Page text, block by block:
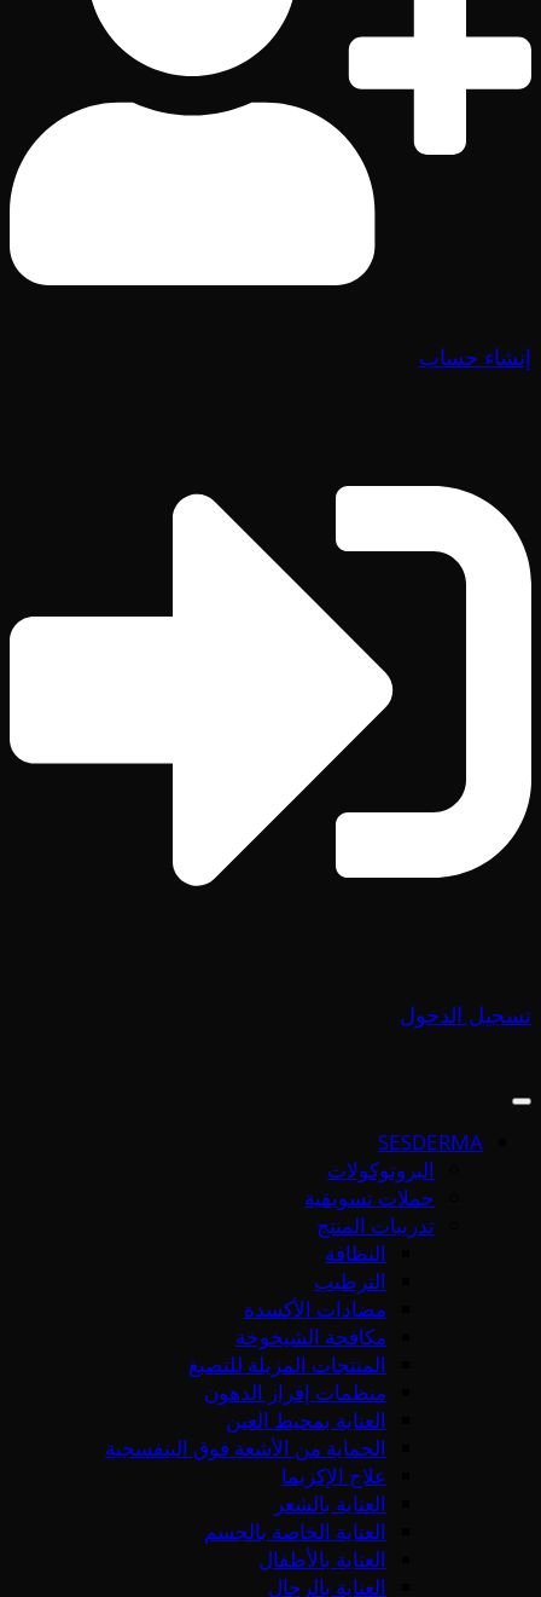
إنشاء حساب
تسجيل الدخول
SESDERMA
البروتوكولات
حملات تسويقية
تدريبات المنتج
النظافة
الترطيب
مضادات الأكسدة
مكافحة الشيخوخة
المنتجات المزيلة للتصبغ
منظمات إفراز الدهون
العناية بمحيط العين
الحماية من الأشعة فوق البنفسجية
علاج الإكزيما
العناية بالشعر
العناية الخاصة بالجسم
العناية بالأطفال
العناية بالرجال